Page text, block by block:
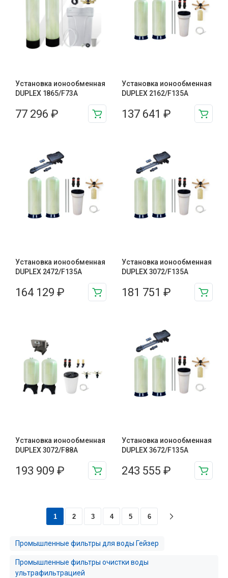
Установка ионообменная
DUPLEX 1865/F73A
77 296 ₽
Установка ионообменная
DUPLEX 2162/F135A
137 641 ₽
Установка ионообменная
DUPLEX 2472/F135A
164 129 ₽
Установка ионообменная
DUPLEX 3072/F135A
181 751 ₽
Установка ионообменная
DUPLEX 3072/F88A
193 909 ₽
Установка ионообменная
DUPLEX 3672/F135A
243 555 ₽
1 2 3 4 5 6
Промышленные фильтры для воды Гейзер
Промышленные фильтры очистки воды
ультрафильтрацией